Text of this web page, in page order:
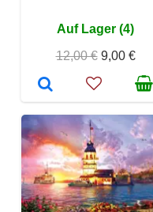
Auf Lager (4)
12,00 € 9,00 €